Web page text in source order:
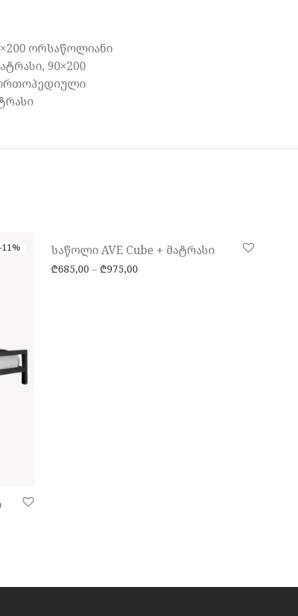
ორსაწოლიანი
90×200
ორთოპედიული
-11% საწოლი AVE Cube + მატრასი
₾685,00 – ₾975,00